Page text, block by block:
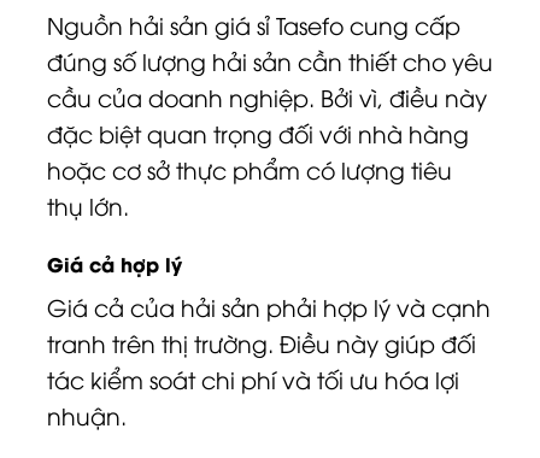
Nguồn hải sản giá sỉ Tasefo cung cấp
đúng số lượng hải sản cần thiết cho yêu
cầu của doanh nghiệp. Bởi vì, điều này
đặc biệt quan trọng đối với nhà hàng
hoặc cơ sở thực phẩm có lượng tiêu
thụ lớn.
Giá cả hợp lý
Giá cả của hải sản phải hợp lý và cạnh
tranh trên thị trường. Điều này giúp đối
tác kiểm soát chi phí và tối ưu hóa lợi
nhuận.